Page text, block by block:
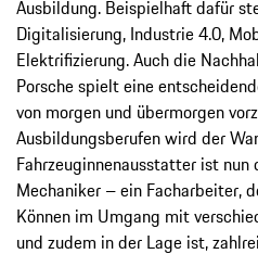
Ausbildung. Beispielhaft dafür
Digitalisierung, Industrie 4.0,
Elektrifizierung. Auch die
Porsche spielt eine
von morgen und übermorgen
Aus­bildungsberufen wird der
Fahrzeuginnenausstatter ist nun
Mechaniker – ein Facharbeiter,
Können im Umgang mit
und zudem in der Lage ist,